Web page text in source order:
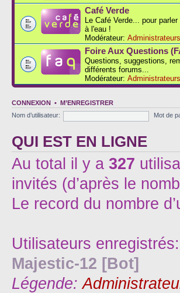
Café Verde
Le Café Verde... pour
à l'eau !
Modérateur:
Foire Aux Questions
Questions, suggestions,
différents forums...
Modérateur:
CONNEXION • M’ENREGISTRER
Nom d’utilisateur:
Mot de
QUI EST EN LIGNE
Au total il y a 327
invités (d’après le
Le record du nombre
Utilisateurs enregistrés:
Majestic-12 [Bot]
Légende: